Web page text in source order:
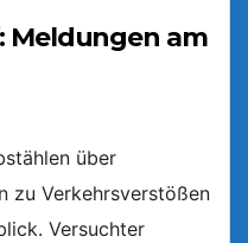
Meldungen am
über
zu Verkehrsverstößen
Versuchter